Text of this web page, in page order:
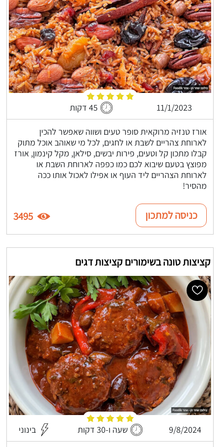
11/1/2023 45 דקות
אורז טנזיה מרוקאית סופר טעים ושווה שאפשר להכין
לארוחת צהריים לשבת או לחגים, לכל מי שאוהב אוכל מתוק
קבלו מתכון קל וטעים, פירות יבשים, סילאן, מקל קינמון, אורז
מפוצץ בטעם שיבוא לכם כמו כפפה לארוחת השבת או
לארוחת הצהריים ליד העוף או אפילו לאכול אותו ככה
מהסיר!
כניסה למתכון 3495
קציצות טונה בשימורים קציצות דגים
9/8/2024 שעה ו-30 דקות בינוני